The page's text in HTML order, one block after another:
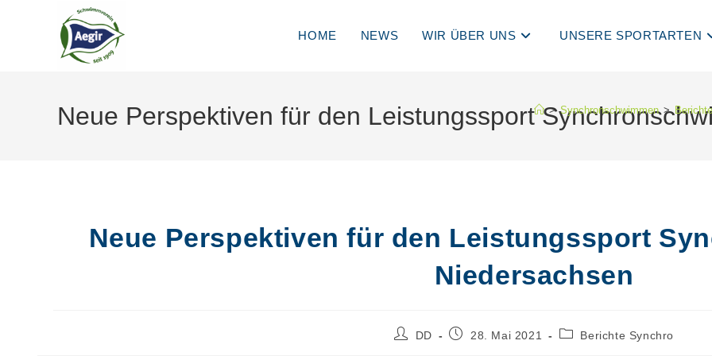
HOME NEWS WIR ÜBER UNS UNSERE SPORTARTEN
Neue Perspektiven für den Leistungssport > Synchronschwimmen >
Neue Perspektiven für den Leistungssport
Niedersachsen
Beitrags-
DD
Beitrag28. Mai 2021
Beitrags-
Berichte Synchro